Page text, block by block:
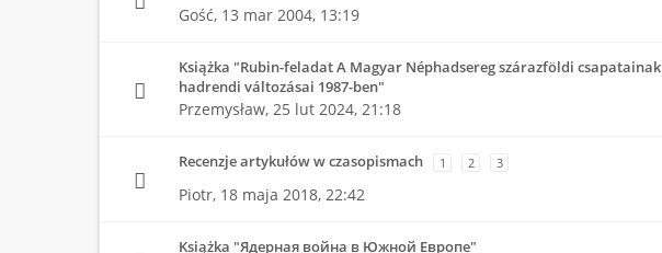
Gość, 13 mar 2004, 13:19
Książka "Rubin-feladat A Magyar Néphadsereg szárazföldi csapatainak
hadrendi változásai 1987-ben"
Przemysław, 25 lut 2024, 21:18
Recenzje artykułów w czasopismach 1 2 3
Piotr, 18 maja 2018, 22:42
Książka "Ядерная война в Южной Европе"